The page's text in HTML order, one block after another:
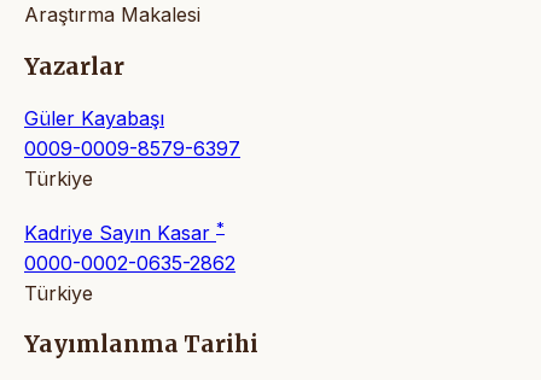
Araştırma Makalesi
Yazarlar
Güler Kayabaşı
0009-0009-8579-6397
Türkiye
Kadriye Sayın Kasar *
0000-0002-0635-2862
Türkiye
Yayımlanma Tarihi